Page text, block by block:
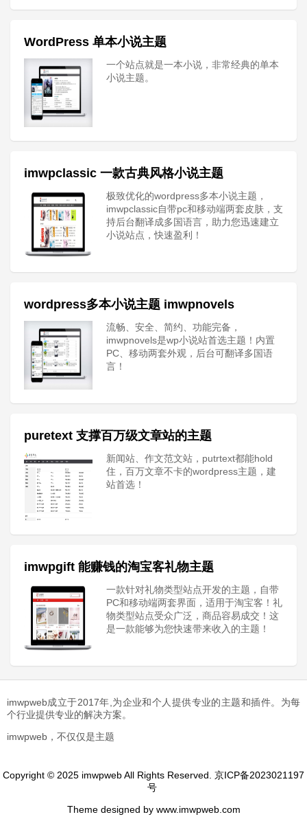
WordPress 单本小说主题
一个站点就是一本小说，非常经典的单本
小说主题。
imwpclassic 一款古典风格小说主题
极致优化的wordpress多本小说主题，
imwpclassic自带pc和移动端两套皮肤，支
持后台翻译成多国语言，助力您迅速建立
小说站点，快速盈利！
wordpress多本小说主题 imwpnovels
流畅、安全、简约、功能完备，
imwpnovels是wp小说站首选主题！内置
PC、移动两套外观，后台可翻译多国语
言！
puretext 支撑百万级文章站的主题
新闻站、作文范文站，putrtext都能hold
住，百万文章不卡的wordpress主题，建
站首选！
imwpgift 能赚钱的淘宝客礼物主题
一款针对礼物类型站点开发的主题，自带
PC和移动端两套界面，适用于淘宝客！礼
物类型站点受众广泛，商品容易成交！这
是一款能够为您快速带来收入的主题！
imwpweb成立于2017年,为企业和个人提供专业的主题和插件。为每
个行业提供专业的解决方案。
imwpweb，不仅仅是主题
Copyright © 2025 imwpweb All Rights Reserved. 京ICP备2023021197
号
Theme designed by www.imwpweb.com